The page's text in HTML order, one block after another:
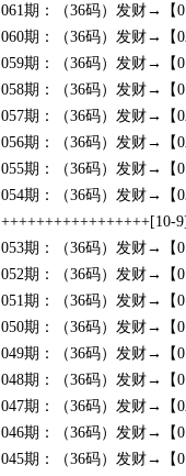
061期：（36码）发财→【
060期：（36码）发财→【
059期：（36码）发财→【
058期：（36码）发财→【
057期：（36码）发财→【
056期：（36码）发财→【
055期：（36码）发财→【
054期：（36码）发财→【
+++++++++++++++++[10-
053期：（36码）发财→【
052期：（36码）发财→【
051期：（36码）发财→【
050期：（36码）发财→【
049期：（36码）发财→【
048期：（36码）发财→【
047期：（36码）发财→【
046期：（36码）发财→【
045期：（36码）发财→【